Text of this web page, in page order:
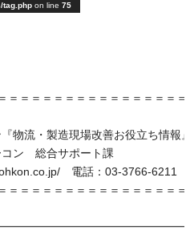
tag.phpon line 75
＝＝＝＝＝＝＝＝＝＝＝＝＝＝＝＝
流・製造現場改善お役立ち情報』
総合サポート課
電話：03-3766-6211
＝＝＝＝＝＝＝＝＝＝＝＝＝＝＝＝